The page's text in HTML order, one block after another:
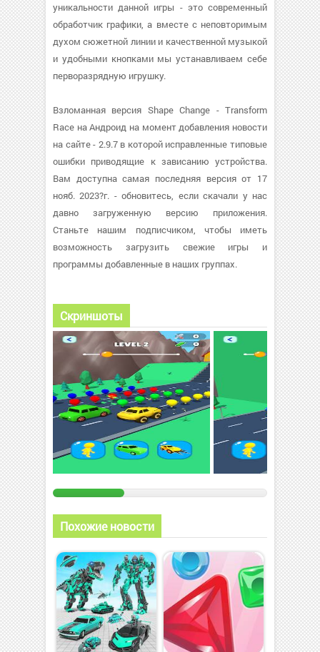
уникальности данной игры - это современный
обработчик графики, а вместе с неповторимым
духом сюжетной линии и качественной музыкой
и удобными кнопками мы устанавливаем себе
перворазрядную игрушку.
Взломанная версия Shape Change - Transform
Race на Андроид на момент добавления новости
на сайте - 2.9.7 в которой исправленные типовые
ошибки приводящие к зависанию устройства.
Вам доступна самая последняя версия от 17
нояб. 2023?г. - обновитесь, если скачали у нас
давно загруженную версию приложения.
Станьте нашим подписчиком, чтобы иметь
возможность загрузить свежие игры и
программы добавленные в наших группах.
Скриншоты
Похожие новости